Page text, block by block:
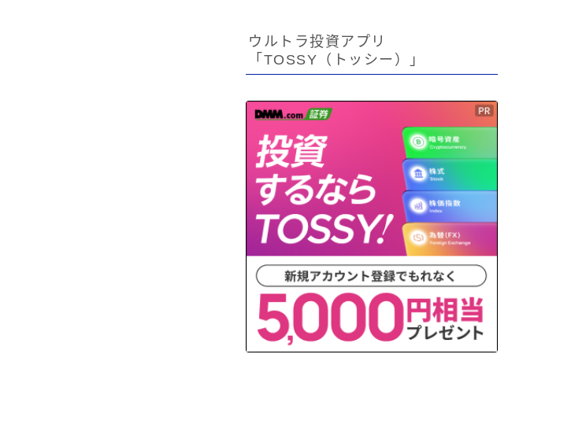
ウルトラ投資アプリ
「TOSSY（トッシー）」